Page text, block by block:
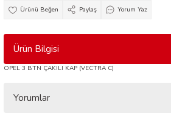
Paylaş Yorum Yaz
Ürün Bilgisi
OPEL 3 BTN ÇAKILI KAP (VECTRA C)
Yorumlar